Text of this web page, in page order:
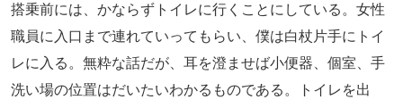
搭乗前には、かならずトイレに行くことにしている。女性
職員に入口まで連れていってもらい、僕は白杖片手にトイ
レに入る。無粋な話だが、耳を澄ませば小便器、個室、手
洗い場の位置はだいたいわかるものである。トイレを出